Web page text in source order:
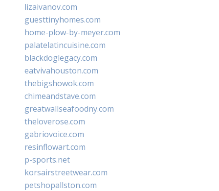
lizaivanov.com
guesttinyhomes.com
home-plow-by-meyer.com
palatelatincuisine.com
blackdoglegacy.com
eatvivahouston.com
thebigshowok.com
chimeandstave.com
greatwallseafoodny.com
theloverose.com
gabriovoice.com
resinflowart.com
p-sports.net
korsairstreetwear.com
petshopallston.com